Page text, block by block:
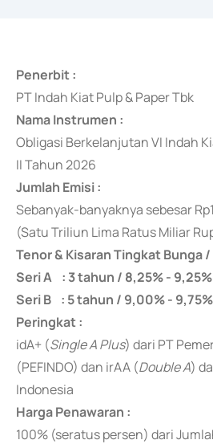
Penerbit :
PT Indah Kiat Pulp & Paper Tbk
Nama Instrumen :
Obligasi Berkelanjutan VI Indah
II Tahun 2026
Jumlah Emisi :
Sebanyak-banyaknya sebesar
(Satu Triliun Lima Ratus Miliar
Tenor & Kisaran Tingkat Bunga /
Seri A : 3 tahun / 8,25% - 9,25%
Seri B : 5 tahun / 9,00% - 9,75%
Peringkat :
idA+ (Single A Plus) dari PT
(PEFINDO) dan irAA (Double A)
Indonesia
Harga Penawaran :
100% (seratus persen) dari